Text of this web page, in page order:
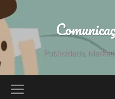
Publicidade,